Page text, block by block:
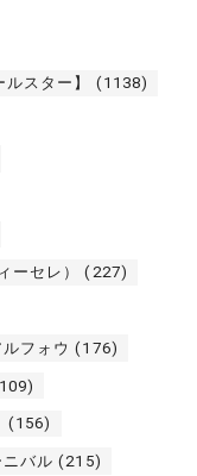
ルスター】 (1138)
ーセレ） (227)
ルフォウ (176)
(156)
ニバル (215)